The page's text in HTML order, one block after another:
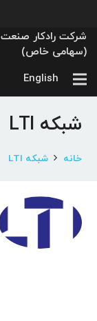
شرکت رادکار صنعت
(سهامی خاص)
English
شبکه LTI
خانه شبکه LTI